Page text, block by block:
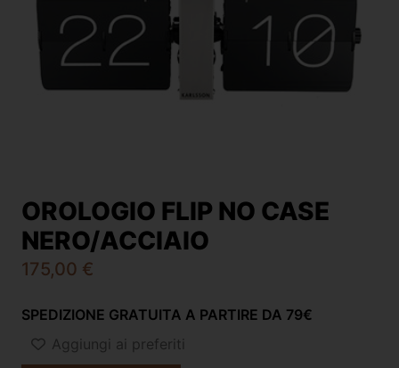
OROLOGIO FLIP NO CASE
NERO/ACCIAIO
175,00 €
SPEDIZIONE GRATUITA A PARTIRE DA 79€
Aggiungi ai preferiti